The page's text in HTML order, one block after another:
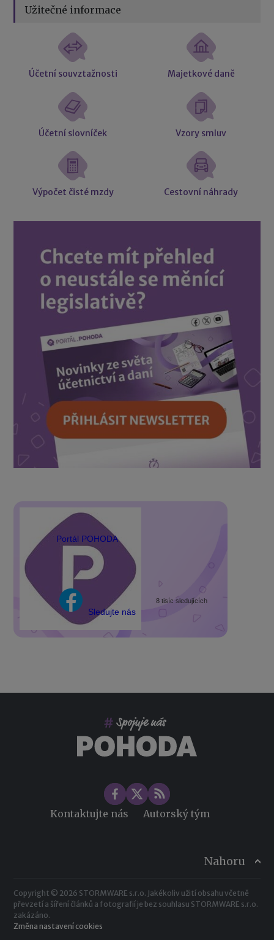
Užitečné informace
Účetní souvztažnosti Majetkové daně
Účetní slovníček Vzory smluv
Výpočet čisté mzdy Cestovní náhrady
Portál POHODA
Sledujte nás
8 tisíc sledujících
Kontaktujte nás Autorský tým
Nahoru
Copyright © 2026 STORMWARE s.r.o. Jakékoliv užití obsahu včetně
převzetí a šíření článků a fotografií je bez souhlasu STORMWARE s.r.o.
zakázáno.
Změna nastavení cookies